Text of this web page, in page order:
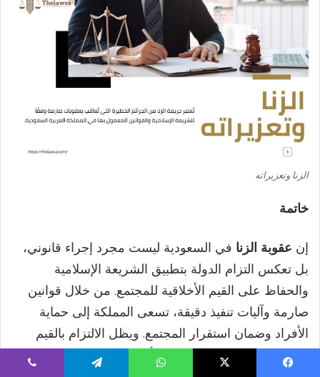
الزنا وتعزيراته
خاتمة
إن عقوبة الزنا في السعودية ليست مجرد إجراء قانوني،
بل تعكس التزام الدولة بتطبيق الشريعة الإسلامية
والحفاظ على القيم الأخلاقية للمجتمع. من خلال قوانين
صارمة وآليات تنفيذ دقيقة، تسعى المملكة إلى حماية
الأفراد وضمان استقرار المجتمع. ويظل الالتزام بالقيم
الدينية والتوعية المستمرة من أبرز الوسائل للحد من هذه